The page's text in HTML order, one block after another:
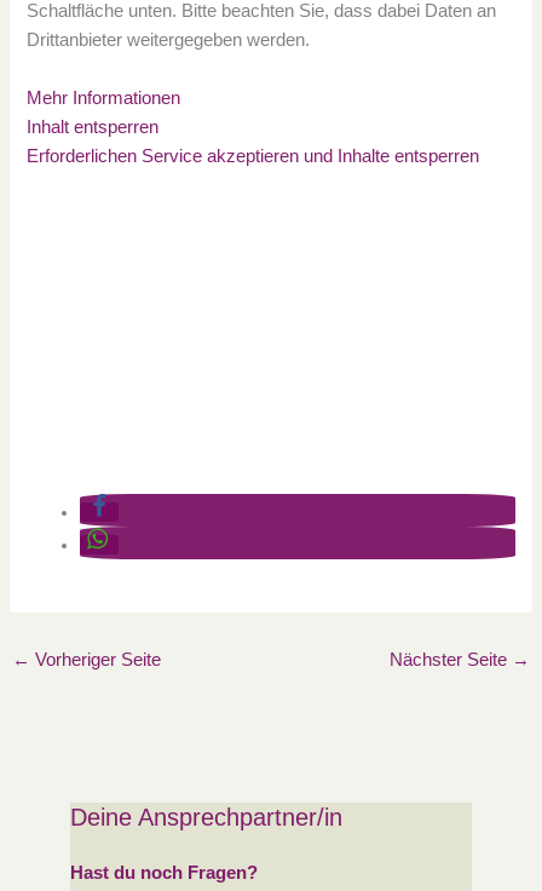
Schaltfläche unten. Bitte beachten Sie, dass dabei Daten an
Drittanbieter weitergegeben werden.
Mehr Informationen
Inhalt entsperren
Erforderlichen Service akzeptieren und Inhalte entsperren
← Vorheriger Seite Nächster Seite →
Deine Ansprechpartner/in
Hast du noch Fragen?